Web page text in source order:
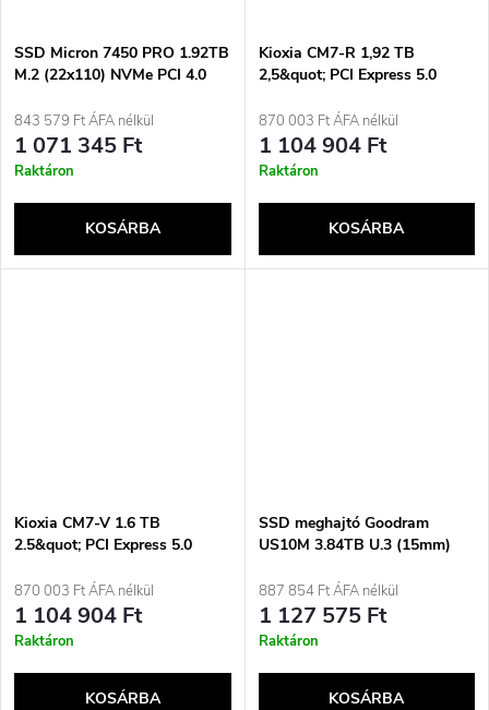
SSD Micron 7450 PRO 1.92TB
M.2 (22x110) NVMe PCI 4.0
1BC1ZABYYR (DWPD 1)
843 579 Ft ÁFA nélkül
1 071 345 Ft
Raktáron
KOSÁRBA
Kioxia CM7-R 1,92 TB
2,5&quot; PCI Express 5.0
870 003 Ft ÁFA nélkül
1 104 904 Ft
Raktáron
KOSÁRBA
Kioxia CM7-V 1.6 TB
2.5&quot; PCI Express 5.0
870 003 Ft ÁFA nélkül
1 104 904 Ft
Raktáron
KOSÁRBA
SSD meghajtó Goodram
US10M 3.84TB U.3 (15mm)
GEUS10UBSP-3T8IS10B
(DWPD 1) ISE
887 854 Ft ÁFA nélkül
1 127 575 Ft
Raktáron
KOSÁRBA